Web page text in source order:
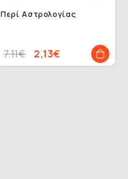
Περί Αστρολογίας
2,13€
7,11€